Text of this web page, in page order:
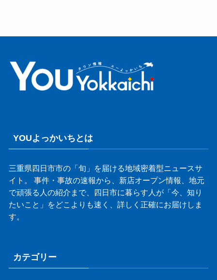
YOUよっかいちとは
三重県四日市市の「旬」を届ける地域密着型ニュースサ
イト。 事件・事故の速報から、新店オープン情報、地元
で頑張る人の紹介まで、四日市に暮らす人が「今、知り
たいこと」をどこよりも速く、詳しく正確にお届けしま
す。
カテゴリー